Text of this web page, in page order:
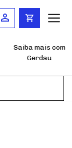
Saiba mais com
Gerdau